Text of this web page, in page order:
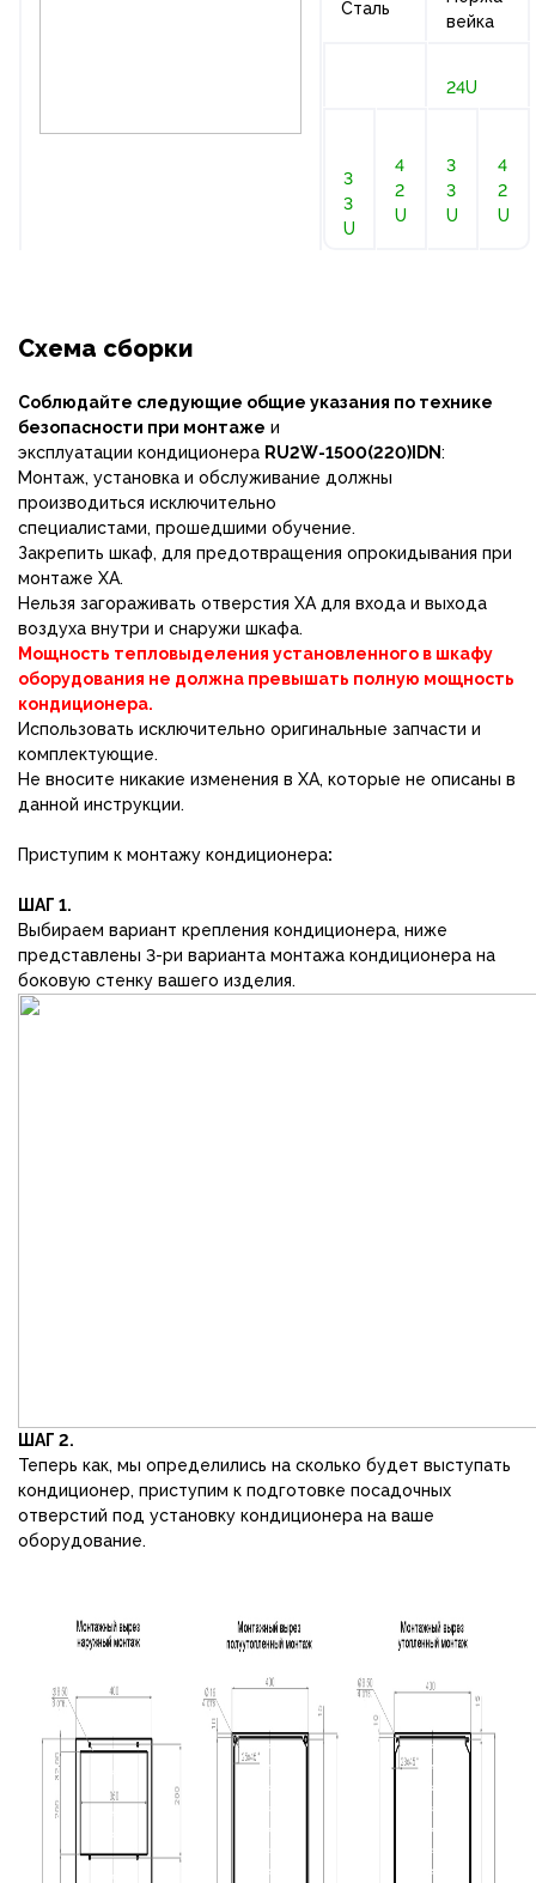
Сталь
вейка
24U
3
3
U
4
2
U
3
3
U
4
2
U
Схема сборки
Соблюдайте следующие общие указания по технике
безопасности при монтаже и
эксплуатации кондиционера RU2W-1500(220)IDN:
Монтаж, установка и обслуживание должны
производиться исключительно
специалистами, прошедшими обучение.
Закрепить шкаф, для предотвращения опрокидывания при
монтаже ХА.
Нельзя загораживать отверстия ХА для входа и выхода
воздуха внутри и снаружи шкафа.
Мощность тепловыделения установленного в шкафу
оборудования не должна превышать полную мощность
кондиционера.
Использовать исключительно оригинальные запчасти и
комплектующие.
Не вносите никакие изменения в ХА, которые не описаны в
данной инструкции.
Приступим к монтажу кондиционера:
ШАГ 1.
Выбираем вариант крепления кондиционера, ниже
представлены 3-ри варианта монтажа кондиционера на
боковую стенку вашего изделия.
ШАГ 2.
Теперь как, мы определились на сколько будет выступать
кондиционер, приступим к подготовке посадочных
отверстий под установку кондиционера на ваше
оборудование.